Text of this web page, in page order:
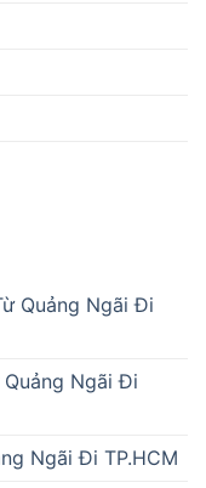
Quảng Ngãi Đi
Quảng Ngãi Đi
Ngãi Đi TP.HCM